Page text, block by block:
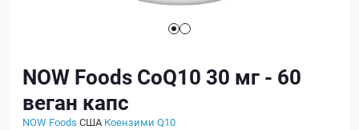
NOW Foods CoQ10 30 мг - 60
веган капс
NOW Foods США Коензими Q10